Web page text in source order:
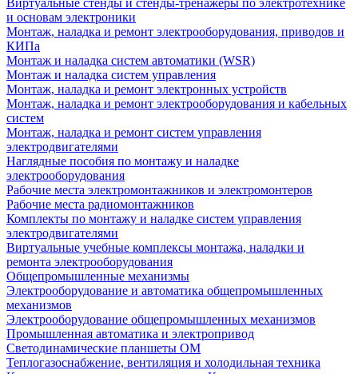
Виртуальные стенды и стенды-тренажеры по электротехнике
и основам электроники
Монтаж, наладка и ремонт электрооборудования, приводов и
КИПа
Монтаж и наладка систем автоматики (WSR)
Монтаж и наладка систем управления
Монтаж, наладка и ремонт электронных устройств
Монтаж, наладка и ремонт электрооборудования и кабельных
систем
Монтаж, наладка и ремонт систем управления
электродвигателями
Наглядные пособия по монтажу и наладке
электрооборудования
Рабочие места электромонтажников и электромонтеров
Рабочие места радиомонтажников
Комплекты по монтажу и наладке систем управления
электродвигателями
Виртуальные учебные комплексы монтажа, наладки и
ремонта электрооборудования
Общепромышленные механизмы
Электрооборудование и автоматика общепромышленных
механизмов
Электрооборудование общепромышленных механизмов
Промышленная автоматика и электропривод
Светодинамические планшеты ОМ
Теплогазоснабжение, вентиляция и холодильная техника